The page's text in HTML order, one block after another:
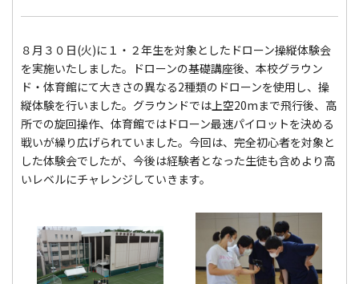
８月３０日(火)に１・２年生を対象としたドローン操縦体験会
を実施いたしました。ドローンの基礎講座後、本校グラウン
ド・体育館にて大きさの異なる2種類のドローンを使用し、操
縦体験を行いました。グラウンドでは上空20mまで飛行後、高
所での旋回操作、体育館ではドローン最速パイロットを決める
戦いが繰り広げられていました。今回は、完全初心者を対象と
した体験会でしたが、今後は経験者となった生徒も含めより高
いレベルにチャレンジしていきます。